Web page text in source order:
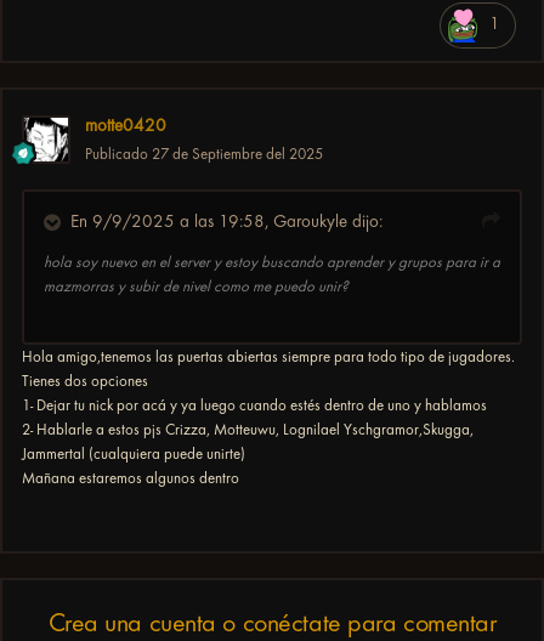
1
motte0420
Publicado 27 de Septiembre del 2025
En 9/9/2025 a las 19:58, Garoukyle dijo:
hola soy nuevo en el server y estoy buscando aprender y grupos para ir a
mazmorras y subir de nivel como me puedo unir?
Hola amigo,tenemos las puertas abiertas siempre para todo tipo de jugadores.
Tienes dos opciones
1- Dejar tu nick por acá y ya luego cuando estés dentro de uno y hablamos
2- Hablarle a estos pjs Crizza, Motteuwu, Lognilael Yschgramor,Skugga,
Jammertal (cualquiera puede unirte)
Mañana estaremos algunos dentro
Crea una cuenta o conéctate para comentar